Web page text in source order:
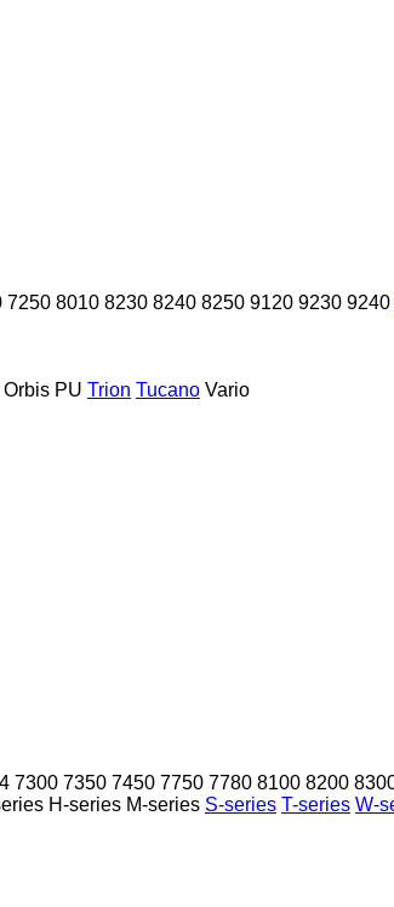
7250 8010 8230 8240 8250 9120 9230 9240
Orbis PU Trion Tucano Vario
7300 7350 7450 7750 7780 8100 8200
H-series M-series S-series T-series W-